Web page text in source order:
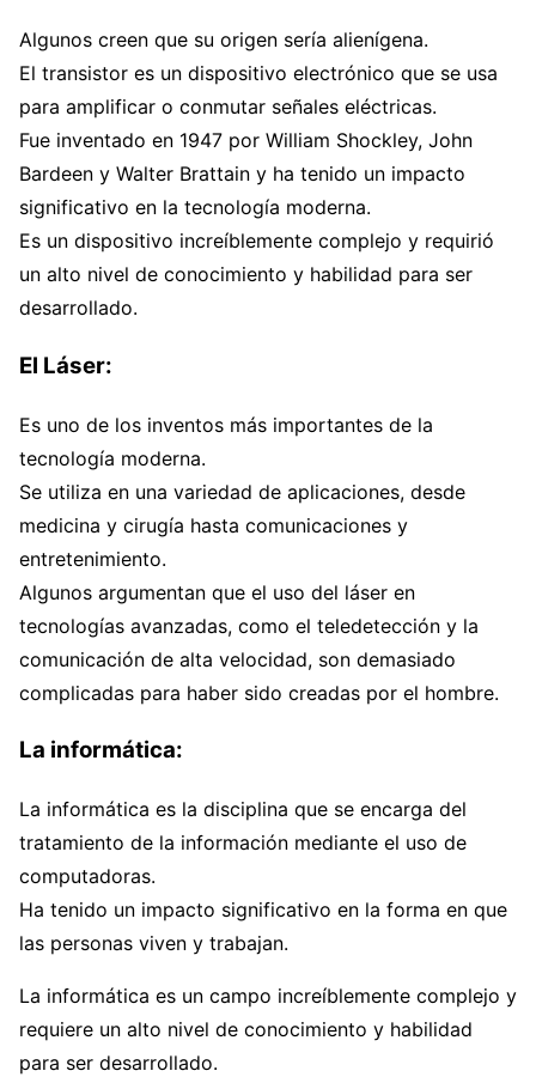
Algunos creen que su origen sería alienígena.
El transistor es un dispositivo electrónico que se usa
para amplificar o conmutar señales eléctricas.
Fue inventado en 1947 por William Shockley, John
Bardeen y Walter Brattain y ha tenido un impacto
significativo en la tecnología moderna.
Es un dispositivo increíblemente complejo y requirió
un alto nivel de conocimiento y habilidad para ser
desarrollado.
El Láser:
Es uno de los inventos más importantes de la
tecnología moderna.
Se utiliza en una variedad de aplicaciones, desde
medicina y cirugía hasta comunicaciones y
entretenimiento.
Algunos argumentan que el uso del láser en
tecnologías avanzadas, como el teledetección y la
comunicación de alta velocidad, son demasiado
complicadas para haber sido creadas por el hombre.
La informática:
La informática es la disciplina que se encarga del
tratamiento de la información mediante el uso de
computadoras.
Ha tenido un impacto significativo en la forma en que
las personas viven y trabajan.
La informática es un campo increíblemente complejo y
requiere un alto nivel de conocimiento y habilidad
para ser desarrollado.